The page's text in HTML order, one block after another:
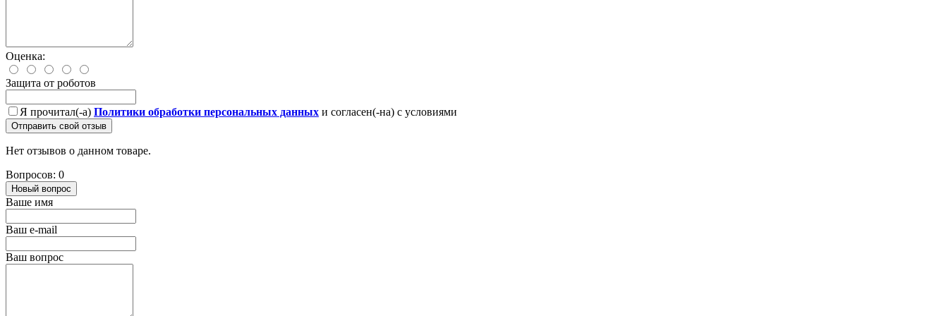
Оценка:
Защита от роботов
Я прочитал(-а) Политики обработки персональных данных и согласен(-на) с условиями
Отправить свой отзыв
Нет отзывов о данном товаре.
Вопросов: 0
Новый вопрос
Ваше имя
Ваш e-mail
Ваш вопрос